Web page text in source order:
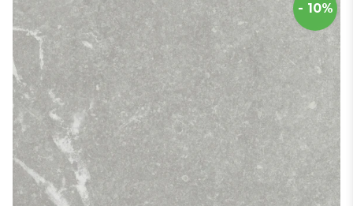
- 10%